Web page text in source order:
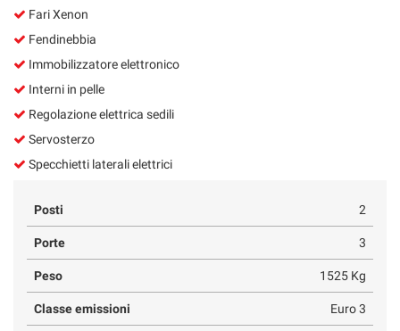
Fari Xenon
Fendinebbia
Immobilizzatore elettronico
Interni in pelle
Regolazione elettrica sedili
Servosterzo
Specchietti laterali elettrici
Posti 2
Porte 3
Peso 1525 Kg
Classe emissioni Euro 3